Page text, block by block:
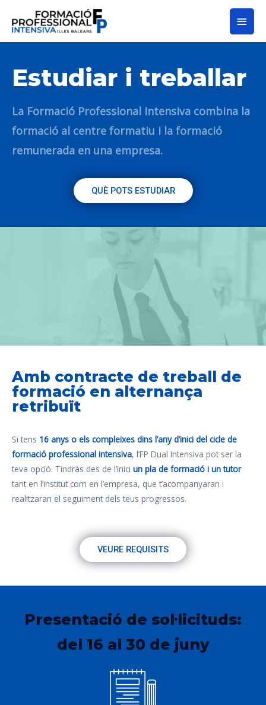
Estudiar i treballar
La Formació Professional Intensiva combina la
formació al centre formatiu i la formació
remunerada en una empresa.
QUÈ POTS ESTUDIAR
Amb contracte de treball de
formació en alternança
retribuït
Si tens 16 anys o els compleixes dins l’any d’inici del cicle de
formació professional intensiva, l’FP Dual Intensiva pot ser la
teva opció. Tindràs des de l’inici un pla de formació i un tutor
tant en l’institut com en l’empresa, que t’acompanyaran i
realitzaran el seguiment dels teus progressos.
VEURE REQUISITS
Presentació de sol·licituds:
del 16 al 30 de juny